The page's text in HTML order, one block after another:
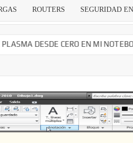
–
Dvr –
ROUTERS SEGURIDAD
DESDE CERO EN MI NOTEBOOK